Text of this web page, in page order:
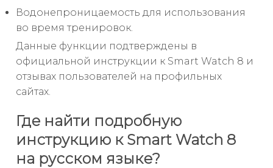
Водонепроницаемость для использования
во время тренировок.
Данные функции подтверждены в
официальной инструкции к Smart Watch 8 и
отзывах пользователей на профильных
сайтах.
Где найти подробную
инструкцию к Smart Watch 8
на русском языке?